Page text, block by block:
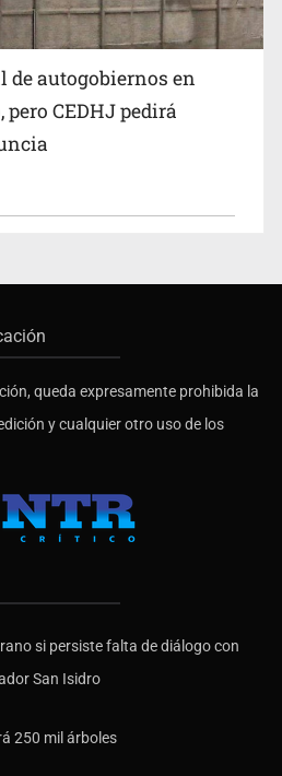
de autogobiernos en
CEDHJ pedirá
queda expresamente prohibida la
y cualquier otro uso de los
si persiste falta de diálogo con
San Isidro
250 mil árboles